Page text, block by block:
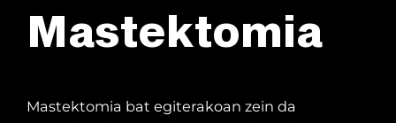
Mastektomia
Mastektomia bat egiterakoan zein da